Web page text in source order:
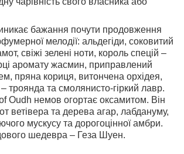
бажання почути продовження
мелодії: альдегіди, соковитий
свіжі зелені ноти, король спецій –
аромату жасмин, приправлений
пряна кориця, витончена орхідея,
– троянда та смолянисто-гіркий лавр.
Oudh немов огортає оксамитом. Він
ветівера та дерева агар, лабдануму,
мускусу та дорогоцінної амбри.
шедевра – Геза Шуен.